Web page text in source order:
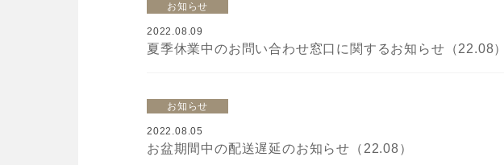
お知らせ
2022.08.09
夏季休業中のお問い合わせ窓口に関するお知らせ（22.08）
お知らせ
2022.08.05
お盆期間中の配送遅延のお知らせ（22.08）